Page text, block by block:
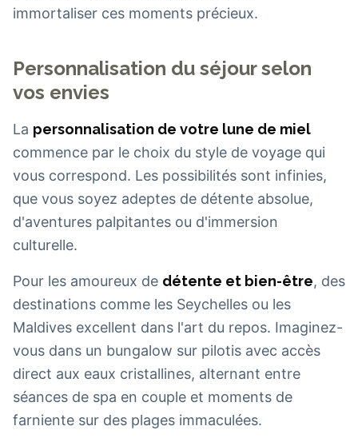
immortaliser ces moments précieux.
Personnalisation du séjour selon
vos envies
La personnalisation de votre lune de miel
commence par le choix du style de voyage qui
vous correspond. Les possibilités sont infinies,
que vous soyez adeptes de détente absolue,
d'aventures palpitantes ou d'immersion
culturelle.
Pour les amoureux de détente et bien-être, des
destinations comme les Seychelles ou les
Maldives excellent dans l'art du repos. Imaginez-
vous dans un bungalow sur pilotis avec accès
direct aux eaux cristallines, alternant entre
séances de spa en couple et moments de
farniente sur des plages immaculées.